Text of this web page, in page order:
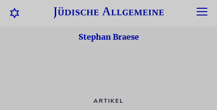
Stephan Braese
ARTIKEL